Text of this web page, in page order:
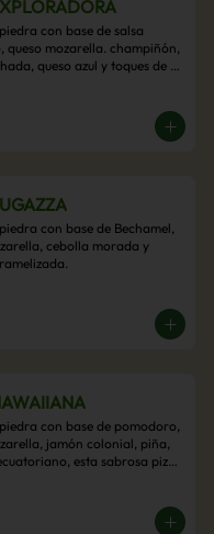
con base de salsa
queso mozarella. champiñón,
queso azul y toques de
con base de Bechamel,
cebolla morada y
con base de pomodoro,
jamón colonial, piña,
esta sabrosa pizza